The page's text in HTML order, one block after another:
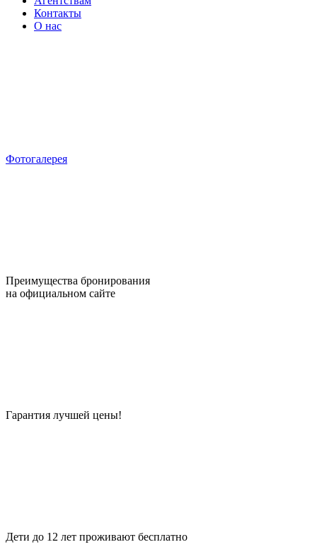
Контакты
О нас
Фотогалерея
Преимущества бронирования
на официальном сайте
Гарантия лучшей цены!
Дети до 12 лет проживают бесплатно